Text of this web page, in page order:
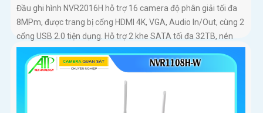
Đầu ghi hình NVR2016H hỗ trợ 16 camera độ phân giải tối đa
8MPm, được trang bị cổng HDMI 4K, VGA, Audio In/Out, cùng 2
cổng USB 2.0 tiện dụng. Hỗ trợ 2 khe SATA tối đa 32TB, nén
video H.265+/H